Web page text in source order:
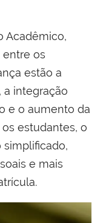
Acadêmico,
entre os
estão a
a integração
e o aumento da
estudantes, o
e mais